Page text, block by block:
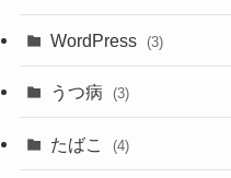
WordPress (3)
うつ病 (3)
たばこ (4)